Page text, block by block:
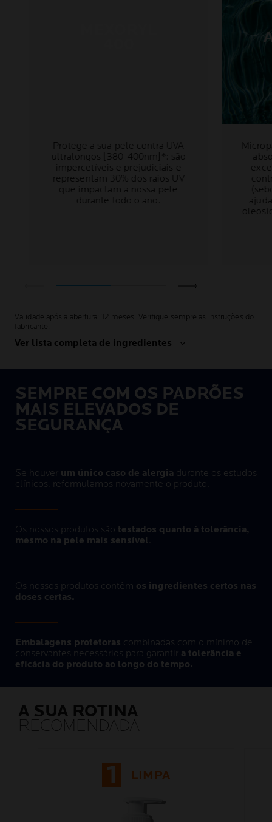
Protege a sua pele contra UVA
ultralongos [380-400nm]*: são
impercetíveis e prejudiciais e
representam 30% dos raios UV
que impactam a nossa pele
durante todo o ano.
Validade após a abertura: 12 meses. Verifique sempre as instruções do
fabricante.
Ver lista completa de ingredientes
SEMPRE COM OS PADRÕES
MAIS ELEVADOS DE
SEGURANÇA
Se houver um único caso de alergia durante os estudos
clínicos, reformulamos novamente o produto.
Os nossos produtos são testados quanto à tolerância,
mesmo na pele mais sensível
Os nossos produtos contêm os ingredientes certos nas
doses certas.
Embalagens protetoras combinadas com o mínimo de
conservantes necessários para garantir a tolerância e
eficácia do produto ao longo do tempo.
A SUA ROTINA
RECOMENDADA
1 LIMPA